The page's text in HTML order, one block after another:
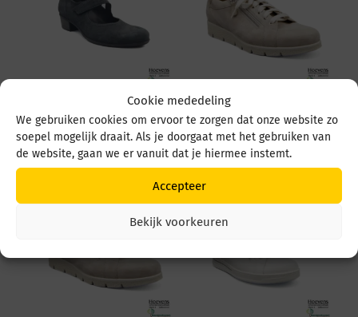
Cookie mededeling
We gebruiken cookies om ervoor te zorgen dat onze website zo
soepel mogelijk draait. Als je doorgaat met het gebruiken van
de website, gaan we er vanuit dat je hiermee instemt.
Accepteer
Bekijk voorkeuren
Durea 5679 5679 035
4549 Zwart
€ 219,95
Durea 6298 092 6298
092 1514 Avorio
€249,95